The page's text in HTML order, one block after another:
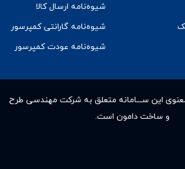
شیوه‌نامه ارسال کالا
شیوه‌نامه گارانتی کمپرسور
شیوه‌نامه عودت کمپرسور
این ســـامانه متعلق به شرکت مهندسی طرح
و ساخت دامون است.